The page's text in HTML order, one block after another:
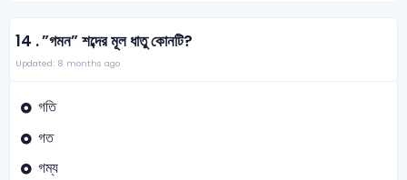
14 .”গমন” শব্দের মূল ধাতু কোনটি?
Updated: 8 months ago
গতি
গত
গম্য